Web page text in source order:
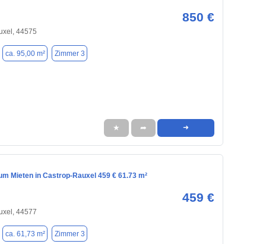
850 €
44575
ca. 95,00 m² Zimmer 3
★ ➦ ➜
Mieten in Castrop-Rauxel 459 € 61.73 m²
459 €
44577
ca. 61,73 m² Zimmer 3